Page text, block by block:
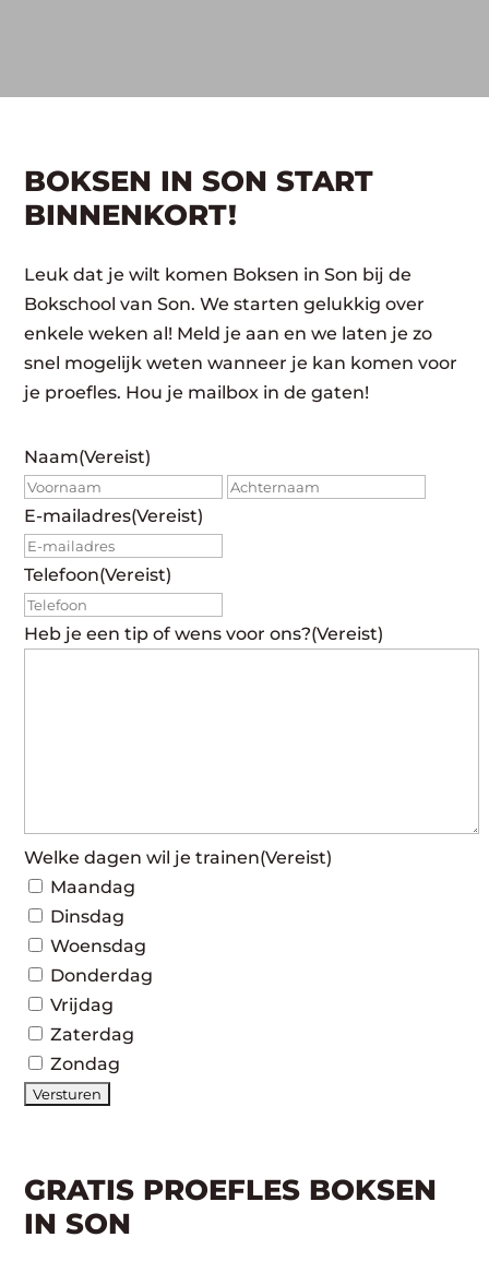
BOKSEN IN SON START
BINNENKORT!
Leuk dat je wilt komen Boksen in Son bij de
Bokschool van Son. We starten gelukkig over
enkele weken al! Meld je aan en we laten je zo
snel mogelijk weten wanneer je kan komen voor
je proefles. Hou je mailbox in de gaten!
Naam(Vereist)
Voornaam
E-mailadres(Vereist)
Telefoon(Vereist)
Heb je een tip of wens voor ons?(Vereist)
Welke dagen wil je trainen(Vereist)
Maandag
Dinsdag
Woensdag
Donderdag
Vrijdag
Zaterdag
Zondag
GRATIS PROEFLES BOKSEN
IN SON